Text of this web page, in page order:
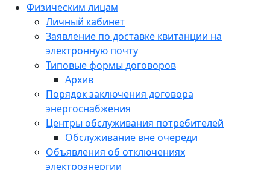
Физическим лицам
Личный кабинет
Заявление по доставке квитанции на
электронную почту
Типовые формы договоров
Архив
Порядок заключения договора
энергоснабжения
Центры обслуживания потребителей
Обслуживание вне очереди
Объявления об отключениях
электроэнергии